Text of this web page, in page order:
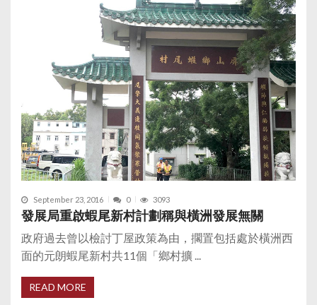
September 23, 2016 0 3093
發展局重啟蝦尾新村計劃稱與橫洲發展無關
政府過去曾以檢討丁屋政策為由，擱置包括處於橫洲西
面的元朗蝦尾新村共11個「鄉村擴 ...
READ MORE